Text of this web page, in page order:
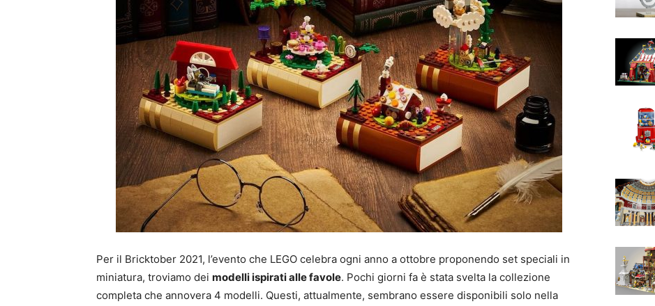
Per il Bricktober 2021, l’evento che LEGO celebra ogni anno a ottobre proponendo set speciali in
miniatura, troviamo dei modelli ispirati alle favole. Pochi giorni fa è stata svelta la collezione
completa che annovera 4 modelli. Questi, attualmente, sembrano essere disponibili solo nella